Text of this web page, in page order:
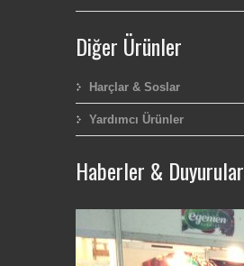
Diğer Ürünler
Harçlar & Soslar
Yardımcı Ürünler
Haberler & Duyurular